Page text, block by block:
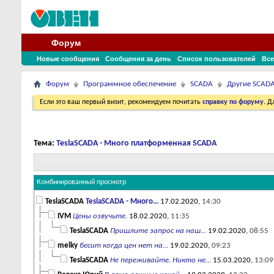
Форум
Новые сообщения Сообщения за день Список пользователей
Форум Программное обеспечение SCADA Другие
Если это ваш первый визит, рекомендуем почитать справку по форуму.
Тема: TeslaSCADA - Много платформенная SCADA
Комбинированный просмотр
TeslaSCADA TeslaSCADA - Много... 17.02.2020, 14:30
IVM Цены озвучьте. 18.02.2020, 11:35
TeslaSCADA Пришлите запрос на наш... 19.02.2020, 08:55
melky бесит когда цен нет на... 19.02.2020, 09:23
TeslaSCADA Не переживайте. Никто не... 15.03.2020, 13:09